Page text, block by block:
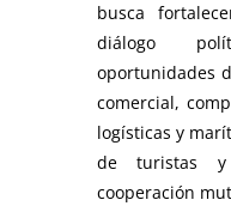
busca
diálogo
oportunidades
comercial,
logísticas y
de turistas y
cooperación